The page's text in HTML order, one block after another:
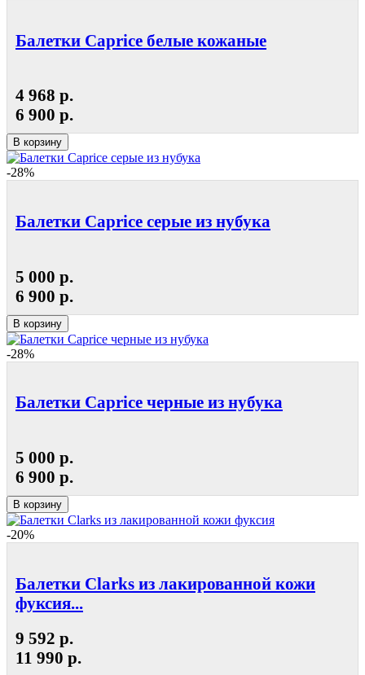
Балетки Caprice белые кожаные
4 968 р.
6 900 р.
В корзину
-28%
Балетки Caprice серые из нубука
5 000 р.
6 900 р.
В корзину
-28%
Балетки Caprice черные из нубука
5 000 р.
6 900 р.
В корзину
-20%
Балетки Clarks из лакированной кожи
фуксия...
9 592 р.
11 990 р.